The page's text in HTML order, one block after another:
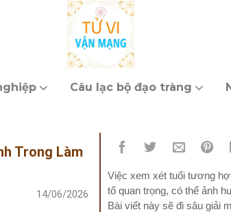
Câu lạc bộ đạo tràng
Trong Làm
14/06/2026
Việc xem xét tuổi tương
tố quan trọng, có thể ảnh
Bài viết này sẽ đi sâu giải